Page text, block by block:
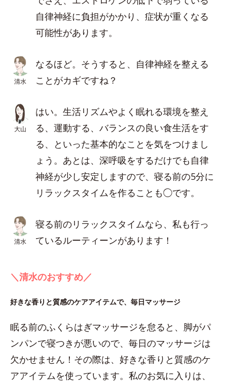
自律神経に負担がかかり、症状が重くなる
可能性があります。
清水
なるほど。そうすると、自律神経を整える
ことがカギですね？
大山
はい。生活リズムやよく眠れる環境を整え
る、運動する、バランスの良い食生活をす
る、といった基本的なことを気をつけまし
ょう。あとは、深呼吸をするだけでも自律
神経が少し安定しますので、寝る前の5分に
リラックスタイムを作ることも◯です。
清水
寝る前のリラックスタイムなら、私も行っ
ているルーティーンがあります！
＼清水のおすすめ／
好きな香りと質感のケアアイテムで、毎日マッサージ
眠る前のふくらはぎマッサージを怠ると、脚がパ
ンパンで寝つきが悪いので、毎日のマッサージは
欠かせません！その際は、好きな香りと質感のケ
アアイテムを使っています。私のお気に入りは、